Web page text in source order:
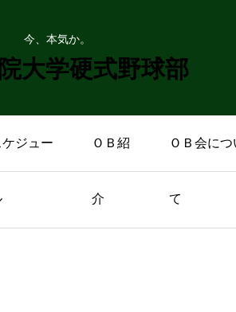
今、本気か。
大学硬式野球部
ケジュー ＯＢ紹
介
ＯＢ会につ
て